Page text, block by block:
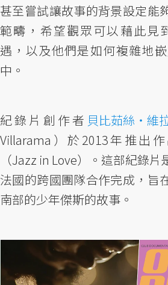
甚至嘗試讓故事的背景設定能
範疇，希望觀眾可以藉此見
遇，以及他們是如何複雜地
中。
紀錄片創作者 貝比茹絲・維
Villarama）於2013年推出
（Jazz in Love）。這部紀錄
法國的跨國團隊合作完成，旨
南部的少年傑斯的故事。